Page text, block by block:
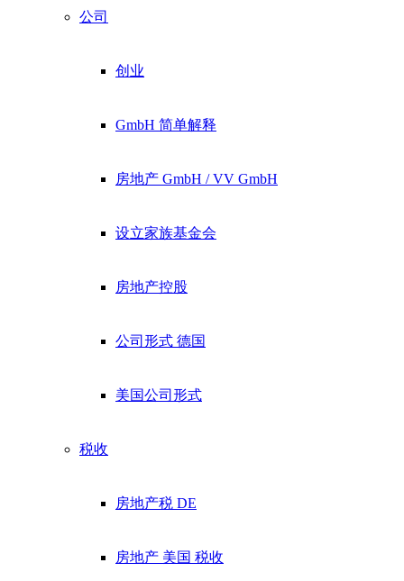
公司
创业
GmbH 简单解释
房地产 GmbH / VV GmbH
设立家族基金会
房地产控股
公司形式 德国
美国公司形式
税收
房地产税 DE
房地产 美国 税收